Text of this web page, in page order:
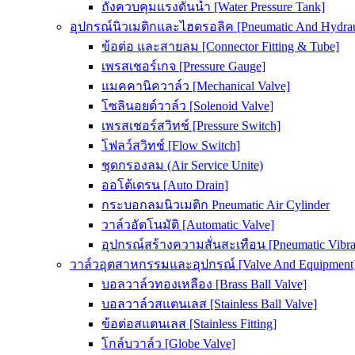
ถังควบคุมแรงดันน้ำ [Water Pressure Tank]
อุปกรณ์นิวเมติกและไฮดรอลิค [Pneumatic And
ข้อต่อ และสายลม [Connector Fitting & Tube]
เพรสเชอร์เกจ [Pressure Gauge]
แมคคานิควาล์ว [Mechanical Valve]
โซลินอยด์วาล์ว [Solenoid Valve]
เพรสเชอร์สวิทช์ [Pressure Switch]
โฟลว์สวิทช์ [Flow Switch]
ชุดกรองลม (Air Service Unite)
ออโต้เดรน [Auto Drain]
กระบอกลมนิวเมติก Pneumatic Air Cylinder
วาล์วอัตโนมัติ [Automatic Valve]
อุปกรณ์สร้างความสั่นสะเทือน [Pneumatic
วาล์วอุตสาหกรรมและอุปกรณ์ [Valve And
บอลวาล์วทองเหลือง [Brass Ball Valve]
บอลวาล์วสแตนเลส [Stainless Ball Valve]
ข้อต่อสแตนเลส [Stainless Fitting]
โกล์บวาล์ว [Globe Valve]